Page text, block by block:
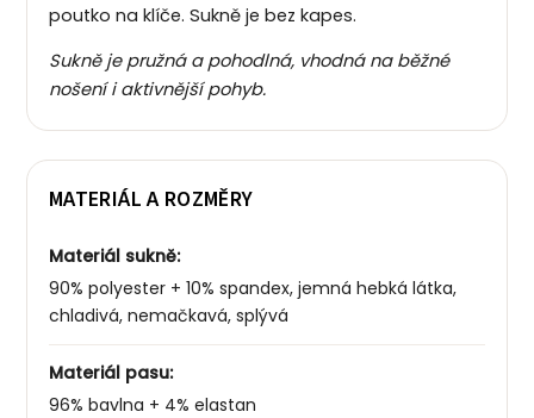
poutko na klíče. Sukně je bez kapes.
Sukně je pružná a pohodlná, vhodná na běžné
nošení i aktivnější pohyb.
MATERIÁL A ROZMĚRY
Materiál sukně:
90% polyester + 10% spandex, jemná hebká látka,
chladivá, nemačkavá, splývá
Materiál pasu:
96% bavlna + 4% elastan